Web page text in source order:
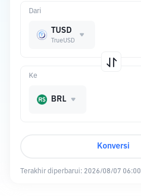
Dari
TUSD
TrueUSD
Ke
BRL
Konversi
Terakhir diperbarui: 2026/08/07 06:00